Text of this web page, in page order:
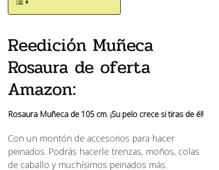
Reedición Muñeca
Rosaura de oferta
Amazon:
Rosaura Muñeca de 105 cm. ¡Su pelo crece si tiras de él!
Con un montón de accesorios para hacer
peinados. Podrás hacerle trenzas, moños, colas
de caballo y muchísimos peinados más.